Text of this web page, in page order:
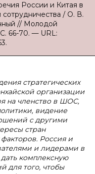
России и Китая в
/ О. В.
// Молодой
66-70. — URL:
стратегических
организации
на членство в ШОС,
видение
с другими
стран
Россия и
и лидерами в
комплексную
для того, чтобы